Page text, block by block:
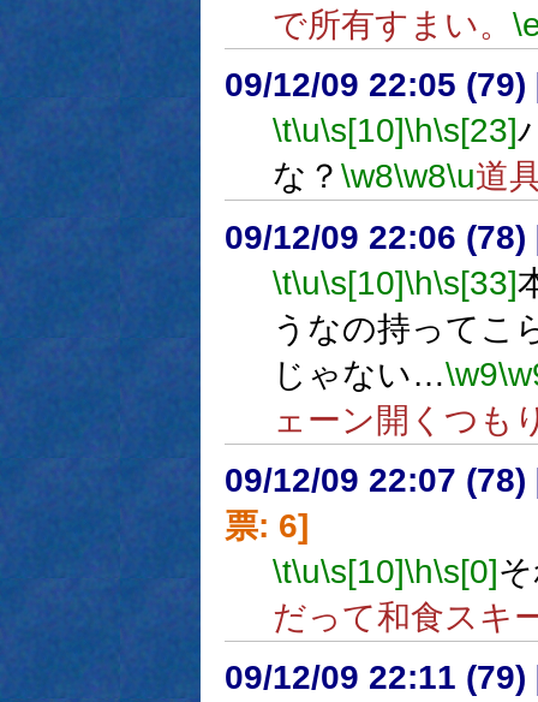
で所有すまい。
09/12/09 22:05 (79)
\t\u\s[10]\h\s[23]
な？ \w8\w8\u道
09/12/09 22:06 (78)
\t\u\s[10]\h\s[33]
うなの持ってこ
じゃない…\w9
ェーン開くつも
09/12/09 22:07 (78)
票: 6]
\t\u\s[10]\h\s[0]
だって和食スキ
09/12/09 22:11 (79)